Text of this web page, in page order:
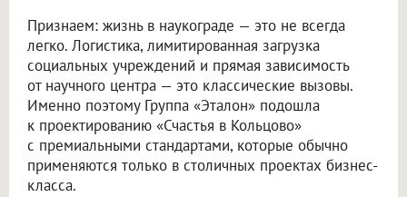
Признаем: жизнь в наукограде — это не всегда
легко. Логистика, лимитированная загрузка
социальных учреждений и прямая зависимость
от научного центра — это классические вызовы.
Именно поэтому Группа «Эталон» подошла
к проектированию «Счастья в Кольцово»
с премиальными стандартами, которые обычно
применяются только в столичных проектах бизнес-
класса.